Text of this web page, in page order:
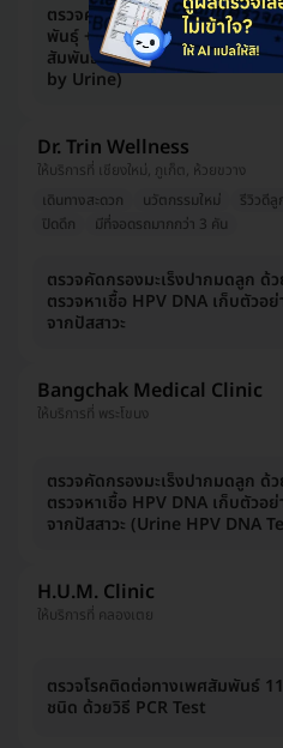
ตรวจคัดกรองหาเชื้อ HPV 29 สาย
พันธุ์ + ตรวจหาโรคติดต่อทางเพศ
สัมพันธ์ 14 ชนิด (ตรวจปัสสาวะ)
by Urine)
Dr. Trin Wellness
ให้บริการที่ เชียงใหม่, ภูเก็ต, ห้วยขวาง
เดินทางสะดวก
นวัตกรรมใหม่
รีวิวดีลู
ปิดดึก
มีที่จอดรถมากกว่า 3 คัน
ตรวจคัดกรองมะเร็งปากมดลูก ด้
ตรวจหาเชื้อ HPV DNA เก็บตัวอย่
จากปัสสาวะ
Bangchak Medical Clinic
ให้บริการที่ พระโขนง
ตรวจคัดกรองมะเร็งปากมดลูก ด้
ตรวจหาเชื้อ HPV DNA เก็บตัวอย่
จากปัสสาวะ (Urine HPV DNA
H.U.M. Clinic
ให้บริการที่ คลองเตย
ตรวจโรคติดต่อทางเพศสัมพันธ์ 11
ชนิด ด้วยวิธี PCR Test